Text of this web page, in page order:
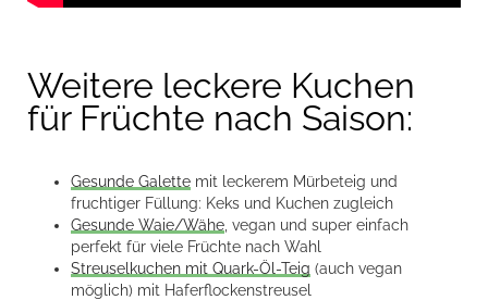
Weitere leckere Kuchen
für Früchte nach Saison:
Gesunde Galette mit leckerem Mürbeteig und
fruchtiger Füllung: Keks und Kuchen zugleich
Gesunde Waie/Wähe , vegan und super einfach
perfekt für viele Früchte nach Wahl
Streuselkuchen mit Quark-Öl-Teig (auch vegan
möglich) mit Haferflockenstreusel